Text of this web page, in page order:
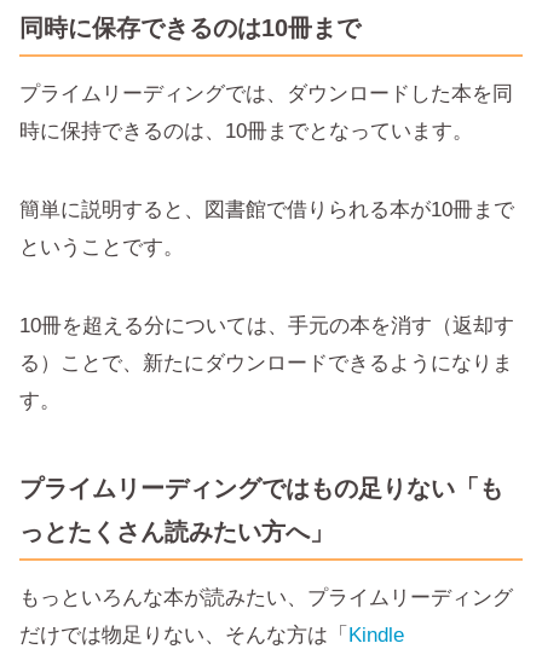
同時に保存できるのは10冊まで
プライムリーディングでは、ダウンロードした本を同
時に保持できるのは、10冊までとなっています。
簡単に説明すると、図書館で借りられる本が10冊まで
ということです。
10冊を超える分については、手元の本を消す（返却す
る）ことで、新たにダウンロードできるようになりま
す。
プライムリーディングではもの足りない「も
っとたくさん読みたい方へ」
もっといろんな本が読みたい、プライムリーディング
だけでは物足りない、そんな方は「 Kindle